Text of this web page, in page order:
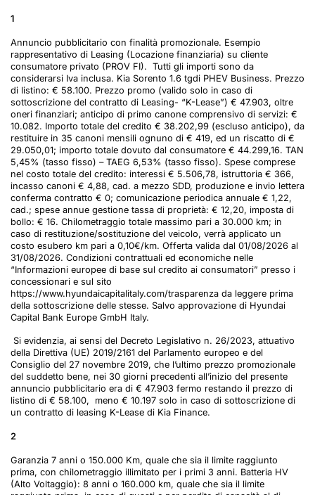
1
Annuncio pubblicitario con finalità promozionale. Esempio
rappresentativo di Leasing (Locazione finanziaria) su cliente
consumatore privato (PROV FI). Tutti gli importi sono da
considerarsi Iva inclusa. Kia Sorento 1.6 tgdi PHEV Business. Prezzo
di listino: € 58.100. Prezzo promo (valido solo in caso di
sottoscrizione del contratto di Leasing- “K-Lease”) € 47.903, oltre
oneri finanziari; anticipo di primo canone comprensivo di servizi: €
10.082. Importo totale del credito € 38.202,99 (escluso anticipo), da
restituire in 35 canoni mensili ognuno di € 419, ed un riscatto di €
29.050,01; importo totale dovuto dal consumatore € 44.299,16. TAN
5,45% (tasso fisso) – TAEG 6,53% (tasso fisso). Spese comprese
nel costo totale del credito: interessi € 5.506,78, istruttoria € 366,
incasso canoni € 4,88, cad. a mezzo SDD, produzione e invio lettera
conferma contratto € 0; comunicazione periodica annuale € 1,22,
cad.; spese annue gestione tassa di proprietà: € 12,20, imposta di
bollo: € 16. Chilometraggio totale massimo pari a 30.000 km; in
caso di restituzione/sostituzione del veicolo, verrà applicato un
costo esubero km pari a 0,10€/km. Offerta valida dal 01/08/2026 al
31/08/2026. Condizioni contrattuali ed economiche nelle
“Informazioni europee di base sul credito ai consumatori” presso i
concessionari e sul sito
https://www.hyundaicapitalitaly.com/trasparenza da leggere prima
della sottoscrizione delle stesse. Salvo approvazione di Hyundai
Capital Bank Europe GmbH Italy.
Si evidenzia, ai sensi del Decreto Legislativo n. 26/2023, attuativo
della Direttiva (UE) 2019/2161 del Parlamento europeo e del
Consiglio del 27 novembre 2019, che l’ultimo prezzo promozionale
del suddetto bene, nei 30 giorni precedenti all’inizio del presente
annuncio pubblicitario era di € 47.903 fermo restando il prezzo di
listino di € 58.100, meno € 10.197 solo in caso di sottoscrizione di
un contratto di leasing K-Lease di Kia Finance.
2
Garanzia 7 anni o 150.000 Km, quale che sia il limite raggiunto
prima, con chilometraggio illimitato per i primi 3 anni. Batteria HV
(Alto Voltaggio): 8 anni o 160.000 km, quale che sia il limite